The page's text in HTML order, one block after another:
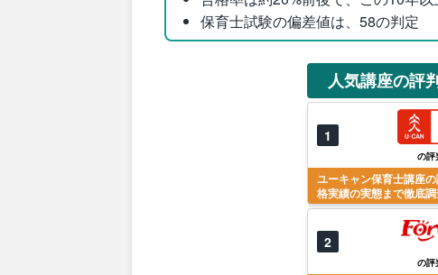
保育士試験の偏差値は、58の判定
人気講座の評
1
の評
ユーキャン保育士講座
格実績の実態まで徹底調
2
の評